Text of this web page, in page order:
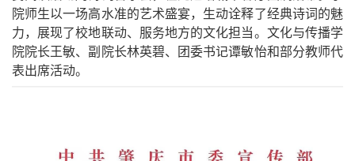
院师生以一场高水准的艺术盛宴，生动诠释了经典诗词的魅
力，展现了校地联动、服务地方的文化担当。文化与传播学
院院长王敏、副院长林英碧、团委书记谭敏怡和部分教师代
表出席活动。